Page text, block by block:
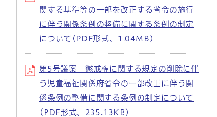
関する基準等の一部を改正する省令の施行
に伴う関係条例の整備に関する条例の制定
について(PDF形式、1.04MB)
第5号議案 懲戒権に関する規定の削除に伴
う児童福祉関係府省令の一部改正に伴う関
係条例の整備に関する条例の制定について
(PDF形式、235.13KB)